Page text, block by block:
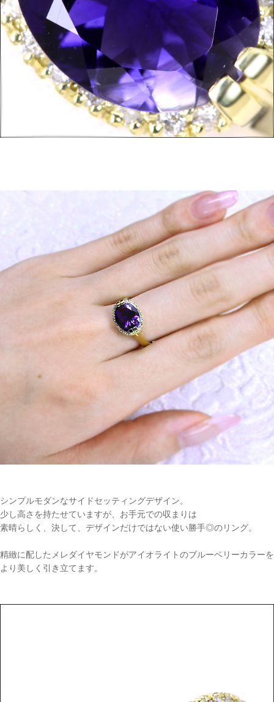
シンプルモダンなサイドセッティングデザイン。
少し高さを持たせていますが、お手元での収まりは
素晴らしく、決して、デザインだけではない使い勝手◎のリング。
精緻に配したメレダイヤモンドがアイオライトのブルーベリーカラーを
より美しく引き立てます。
ご注文手続き